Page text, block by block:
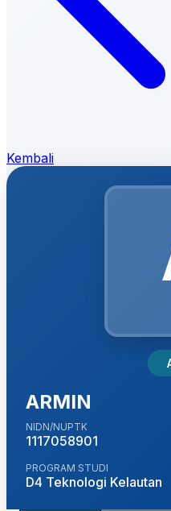
Kembali
ARMIN
NIDN/NUPTK
1117058901
PROGRAM STUDI
D4 Teknologi Kelautan